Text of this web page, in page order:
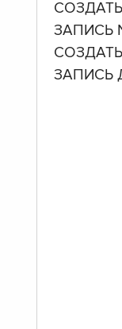
ЗАПИСЬ
ЗАПИСЬ